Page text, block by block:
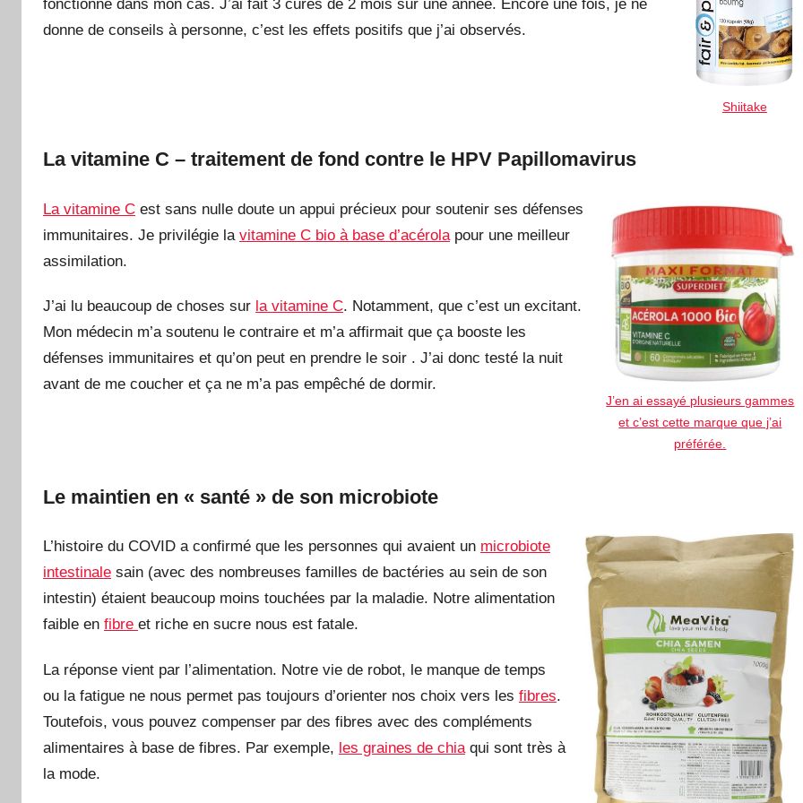
Shiitake
fonctionné dans mon cas. J’ai fait 3 cures de 2 mois sur une année. Encore une fois, je ne
donne de conseils à personne, c’est les effets positifs que j’ai observés.
La vitamine C – traitement de fond contre le HPV Papillomavirus
J’en ai essayé plusieurs gammes
et c’est cette marque que j’ai
préférée.
La vitamine C est sans nulle doute un appui précieux pour soutenir ses défenses
immunitaires. Je privilégie la vitamine C bio à base d’acérola pour une meilleur
assimilation.
J’ai lu beaucoup de choses sur la vitamine C. Notamment, que c’est un excitant.
Mon médecin m’a soutenu le contraire et m’a affirmait que ça booste les
défenses immunitaires et qu’on peut en prendre le soir . J’ai donc testé la nuit
avant de me coucher et ça ne m’a pas empêché de dormir.
Le maintien en « santé » de son microbiote
L’histoire du COVID a confirmé que les personnes qui avaient un microbiote
intestinale sain (avec des nombreuses familles de bactéries au sein de son
intestin) étaient beaucoup moins touchées par la maladie. Notre alimentation
faible en fibre et riche en sucre nous est fatale.
La réponse vient par l’alimentation. Notre vie de robot, le manque de temps
ou la fatigue ne nous permet pas toujours d’orienter nos choix vers les fibres.
Toutefois, vous pouvez compenser par des fibres avec des compléments
alimentaires à base de fibres. Par exemple, les graines de chia qui sont très à
la mode.